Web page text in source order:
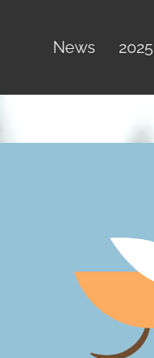
News 2025